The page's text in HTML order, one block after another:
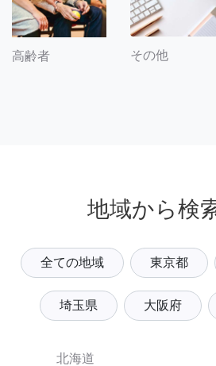
高齢者 その他
地域から検
全ての地域 東京都
埼玉県 大阪府
北海道